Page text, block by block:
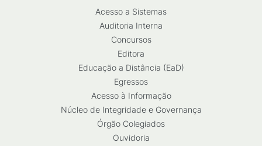
Acesso a Sistemas
Auditoria Interna
Concursos
Editora
Educação a Distância (EaD)
Egressos
Acesso à Informação
Núcleo de Integridade e Governança
Órgão Colegiados
Ouvidoria